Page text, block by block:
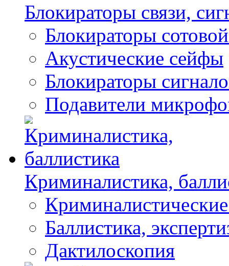
Блокираторы связи,
Блокираторы
Акустические сейфы
Блокираторы
Подавители
Криминалистика,
Баллистика,
Дактилоскопия